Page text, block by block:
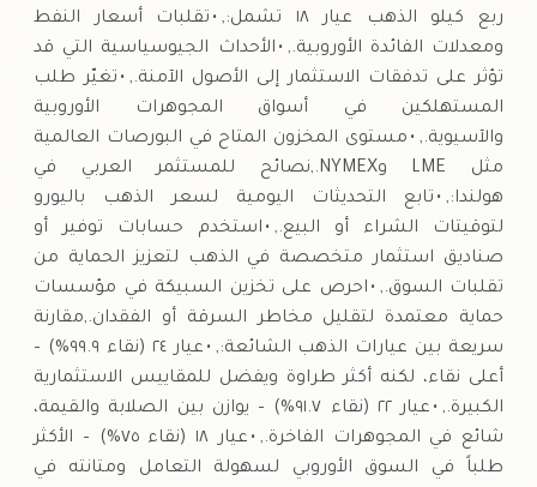
ربع كيلو الذهب عيار ١٨ تشمل:, • تقلبات أسعار النفط
ومعدلات الفائدة الأوروبية., • الأحداث الجيوسياسية التي قد
تؤثر على تدفقات الاستثمار إلى الأصول الآمنة., • تغيّر طلب
المستهلكين في أسواق المجوهرات الأوروبية
والآسيوية., • مستوى المخزون المتاح في البورصات العالمية
مثل LME وNYMEX.,نصائح للمستثمر العربي في
هولندا:, • تابع التحديثات اليومية لسعر الذهب باليورو
لتوقيتات الشراء أو البيع., • استخدم حسابات توفير أو
صناديق استثمار متخصصة في الذهب لتعزيز الحماية من
تقلبات السوق., • احرص على تخزين السبيكة في مؤسسات
حماية معتمدة لتقليل مخاطر السرقة أو الفقدان.,مقارنة
سريعة بين عيارات الذهب الشائعة:, • عيار ٢٤ (نقاء ٩٩.٩%) –
أعلى نقاء، لكنه أكثر طراوة ويفضل للمقاييس الاستثمارية
الكبيرة., • عيار ٢٢ (نقاء ٩١.٧%) – يوازن بين الصلابة والقيمة،
شائع في المجوهرات الفاخرة., • عيار ١٨ (نقاء ٧٥%) – الأكثر
طلباً في السوق الأوروبي لسهولة التعامل ومتانته في